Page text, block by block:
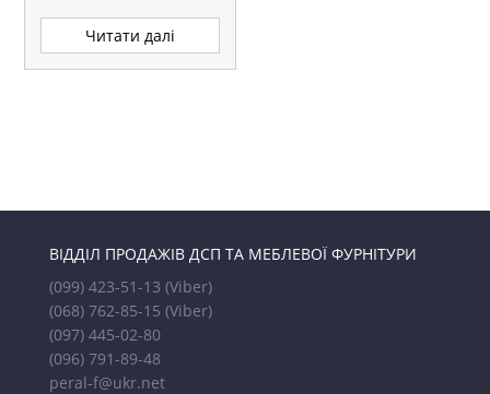
Читати далі
ВІДДІЛ ПРОДАЖІВ ДСП ТА МЕБЛЕВОЇ ФУРНІТУРИ
(099) 423-51-13 (Viber)
(068) 762-85-15 (Viber)
(097) 445-02-80
(096) 791-89-48
peral-f@ukr.net